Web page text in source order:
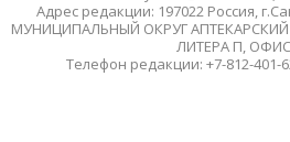
Адрес редакции: 197022 Россия,
МУНИЦИПАЛЬНЫЙ ОКРУГ
ЛИТЕРА П,
Телефон редакции: +7-812-401-